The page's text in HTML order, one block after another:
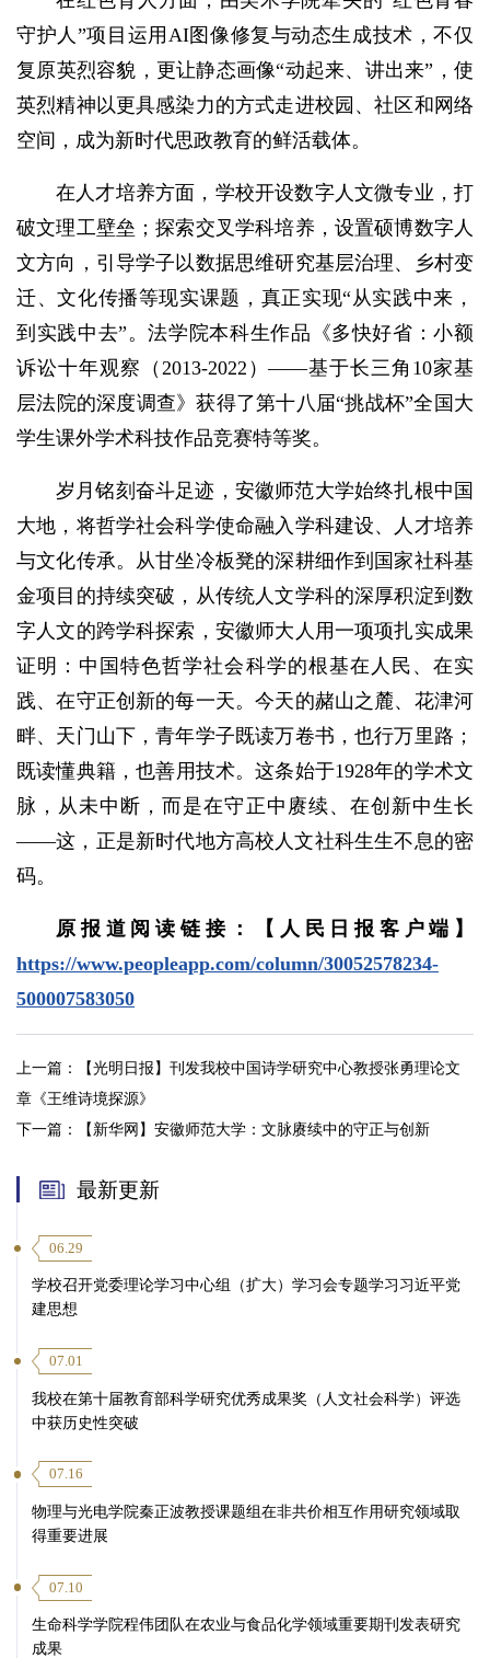
守护人”项目运用AI图像修复与动态生成技术，不仅
复原英烈容貌，更让静态画像“动起来、讲出来”，使
英烈精神以更具感染力的方式走进校园、社区和网络
空间，成为新时代思政教育的鲜活载体。
在人才培养方面，学校开设数字人文微专业，打
破文理工壁垒；探索交叉学科培养，设置硕博数字人
文方向，引导学子以数据思维研究基层治理、乡村变
迁、文化传播等现实课题，真正实现“从实践中来，
到实践中去”。法学院本科生作品《多快好省：小额
诉讼十年观察（2013-2022）——基于长三角10家基
层法院的深度调查》获得了第十八届“挑战杯”全国大
学生课外学术科技作品竞赛特等奖。
岁月铭刻奋斗足迹，安徽师范大学始终扎根中国
大地，将哲学社会科学使命融入学科建设、人才培养
与文化传承。从甘坐冷板凳的深耕细作到国家社科基
金项目的持续突破，从传统人文学科的深厚积淀到数
字人文的跨学科探索，安徽师大人用一项项扎实成果
证明：中国特色哲学社会科学的根基在人民、在实
践、在守正创新的每一天。今天的赭山之麓、花津河
畔、天门山下，青年学子既读万卷书，也行万里路；
既读懂典籍，也善用技术。这条始于1928年的学术文
脉，从未中断，而是在守正中赓续、在创新中生长
——这，正是新时代地方高校人文社科生生不息的密
码。
原报道阅读链接：【人民日报客户端】
https://www.peopleapp.com/column/30052578234-
500007583050
上一篇：
【光明日报】刊发我校中国诗学研究中心教授张勇理论文
章《王维诗境探源》
下一篇：
【新华网】安徽师范大学：文脉赓续中的守正与创新
最新更新
06.29
学校召开党委理论学习中心组（扩大）学习会专题学习习近平党
建思想
07.01
我校在第十届教育部科学研究优秀成果奖（人文社会科学）评选
中获历史性突破
07.16
物理与光电学院秦正波教授课题组在非共价相互作用研究领域取
得重要进展
07.10
生命科学学院程伟团队在农业与食品化学领域重要期刊发表研究
成果